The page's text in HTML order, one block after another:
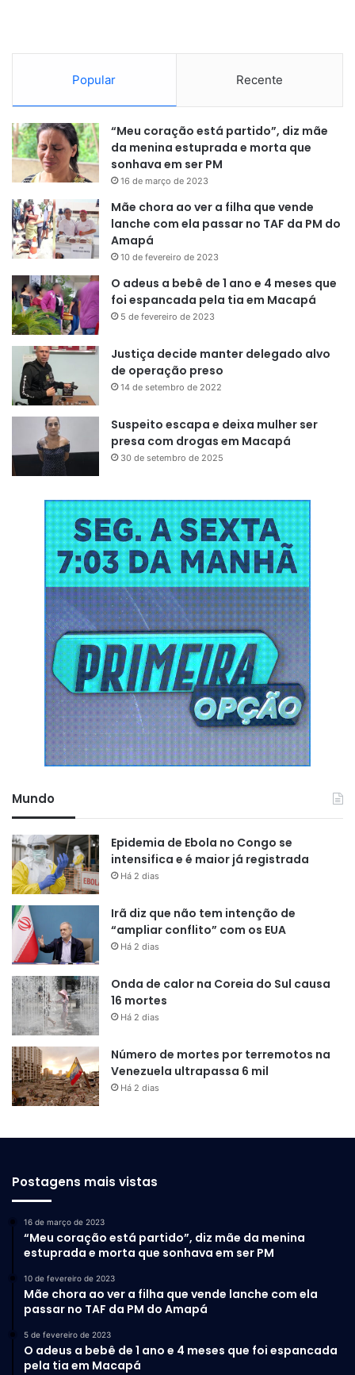
Popular Recente
“Meu coração está partido”, diz mãe
da menina estuprada e morta que
sonhava em ser PM
16 de março de 2023
Mãe chora ao ver a filha que vende
lanche com ela passar no TAF da PM do
Amapá
10 de fevereiro de 2023
O adeus a bebê de 1 ano e 4 meses que
foi espancada pela tia em Macapá
5 de fevereiro de 2023
Justiça decide manter delegado alvo
de operação preso
14 de setembro de 2022
Suspeito escapa e deixa mulher ser
presa com drogas em Macapá
30 de setembro de 2025
Mundo
Epidemia de Ebola no Congo se
intensifica e é maior já registrada
Há 2 dias
Irã diz que não tem intenção de
“ampliar conflito” com os EUA
Há 2 dias
Onda de calor na Coreia do Sul causa
16 mortes
Há 2 dias
Número de mortes por terremotos na
Venezuela ultrapassa 6 mil
Há 2 dias
Postagens mais vistas
16 de março de 2023
“Meu coração está partido”, diz mãe da menina
estuprada e morta que sonhava em ser PM
10 de fevereiro de 2023
Mãe chora ao ver a filha que vende lanche com ela
passar no TAF da PM do Amapá
5 de fevereiro de 2023
O adeus a bebê de 1 ano e 4 meses que foi espancada
pela tia em Macapá